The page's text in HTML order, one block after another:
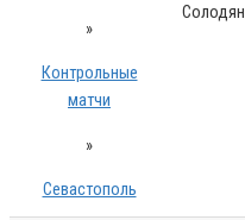
»
Контрольные
матчи
»
Севастополь